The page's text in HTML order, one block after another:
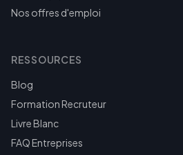
Nos offres d'emploi
RESSOURCES
Blog
Formation Recruteur
Livre Blanc
FAQ Entreprises